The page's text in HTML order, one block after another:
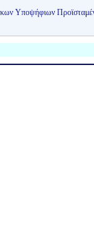
Υποψήφιων